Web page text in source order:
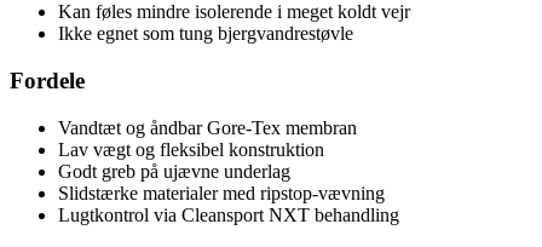
Kan føles mindre isolerende i meget koldt vejr
Ikke egnet som tung bjergvandrestøvle
Fordele
Vandtæt og åndbar Gore-Tex membran
Lav vægt og fleksibel konstruktion
Godt greb på ujævne underlag
Slidstærke materialer med ripstop-vævning
Lugtkontrol via Cleansport NXT behandling